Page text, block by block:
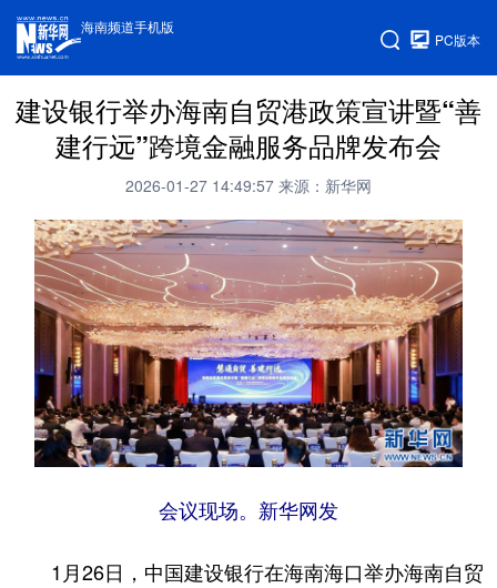
海南频道手机版
PC版本
建设银行举办海南自贸港政策宣讲暨“善
建行远”跨境金融服务品牌发布会
2026-01-27 14:49:57 来源：新华网
会议现场。新华网发
1月26日，中国建设银行在海南海口举办海南自贸